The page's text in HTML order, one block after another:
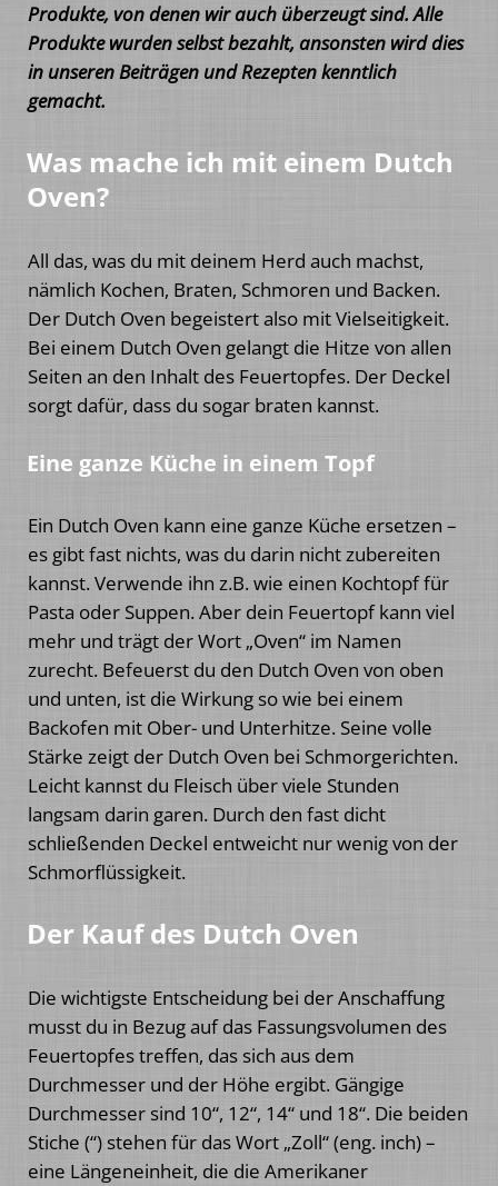
Produkte, von denen wir auch überzeugt sind. Alle
Produkte wurden selbst bezahlt, ansonsten wird dies
in unseren Beiträgen und Rezepten kenntlich
gemacht.
Was mache ich mit einem Dutch
Oven?
All das, was du mit deinem Herd auch machst,
nämlich Kochen, Braten, Schmoren und Backen.
Der Dutch Oven begeistert also mit Vielseitigkeit.
Bei einem Dutch Oven gelangt die Hitze von allen
Seiten an den Inhalt des Feuertopfes. Der Deckel
sorgt dafür, dass du sogar braten kannst.
Eine ganze Küche in einem Topf
Ein Dutch Oven kann eine ganze Küche ersetzen –
es gibt fast nichts, was du darin nicht zubereiten
kannst. Verwende ihn z.B. wie einen Kochtopf für
Pasta oder Suppen. Aber dein Feuertopf kann viel
mehr und trägt der Wort „Oven“ im Namen
zurecht. Befeuerst du den Dutch Oven von oben
und unten, ist die Wirkung so wie bei einem
Backofen mit Ober- und Unterhitze. Seine volle
Stärke zeigt der Dutch Oven bei Schmorgerichten.
Leicht kannst du Fleisch über viele Stunden
langsam darin garen. Durch den fast dicht
schließenden Deckel entweicht nur wenig von der
Schmorflüssigkeit.
Der Kauf des Dutch Oven
Die wichtigste Entscheidung bei der Anschaffung
musst du in Bezug auf das Fassungsvolumen des
Feuertopfes treffen, das sich aus dem
Durchmesser und der Höhe ergibt. Gängige
Durchmesser sind 10“, 12“, 14“ und 18“. Die beiden
Stiche (“) stehen für das Wort „Zoll“ (eng. inch) –
eine Längeneinheit, die die Amerikaner